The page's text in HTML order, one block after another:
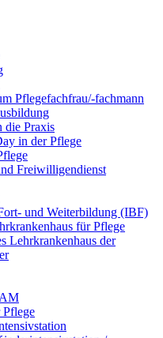
Pflegefachfrau/-fachmann
die Praxis
in der Pflege
Freiwilligendienst
und Weiterbildung (IBF)
für Pflege
Lehrkrankenhaus der